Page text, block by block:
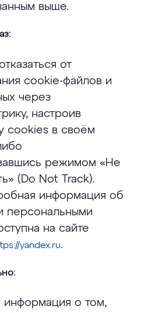
выше.
от
cookie-файлов и
через
настроив
cookies в своём
режимом «Не
(Do Not Track).
информация об
персональными
на сайте
yandex.ru.
информация о том,